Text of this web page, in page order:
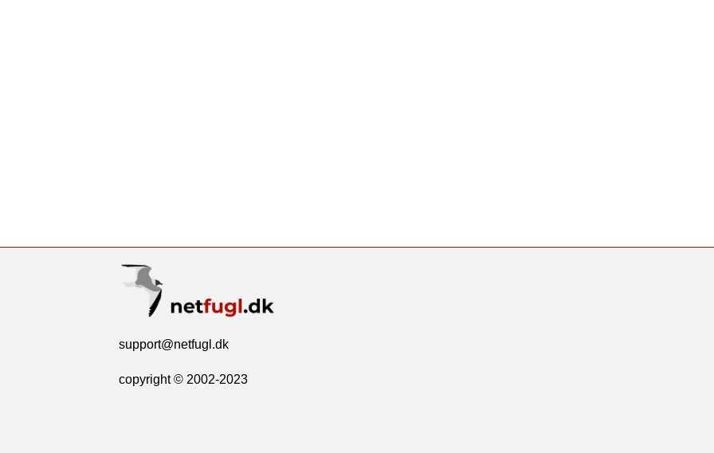
support@netfugl.dk
copyright © 2002-2023